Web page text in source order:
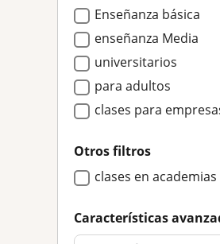
Enseñanza básica
enseñanza Media
universitarios
para adultos
clases para
Otros filtros
clases en academias
Características